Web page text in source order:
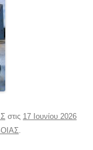
στις 17 Ιουνίου 2026